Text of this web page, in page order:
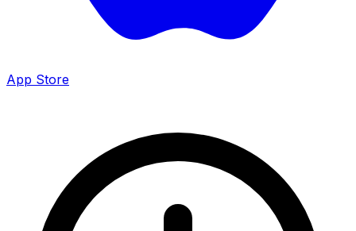
App Store